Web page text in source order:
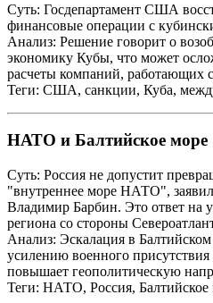
Суть: Госдепартамент США
финансовые операции с
Анализ: Решение говорит о
экономику Кубы, что может
расчеты компаний, работающих
Теги: США, санкции, Куба,
НАТО и Балтийское море
Суть: Россия не допустит
"внутреннее море НАТО",
Владимир Барбин. Это ответ на
региона со стороны
Анализ: Эскалация в
усилению военного
повышает геополитическую
Теги: НАТО, Россия, Балтийское